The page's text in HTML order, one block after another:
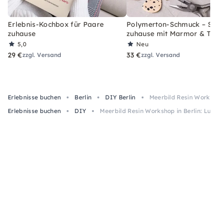
Erlebnis-Kochbox für Paare
zuhause
5,0
29 €zzgl. Versand
Polymerton-Schmuck –
zuhause mit Marmor &
Neu
33 €zzgl. Versand
Erlebnisse buchen Berlin DIY Berlin
Meerbild Resin
Erlebnisse buchen
DIY Meerbild Resin Workshop in Berlin: Lust